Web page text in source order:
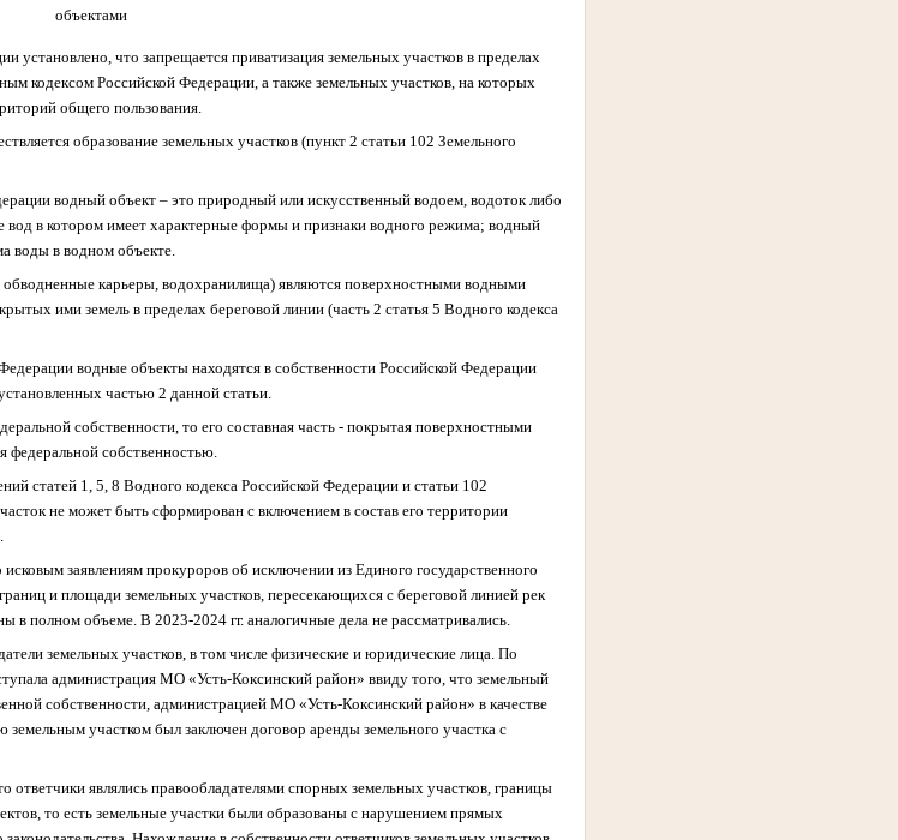
объектами
установлено, что запрещается приватизация земельных участков в пределах
кодексом Российской Федерации, а также земельных участков, на которых
общего пользования.
образование земельных участков (пункт 2 статьи 102 Земельного
водный объект – это природный или искусственный водоем, водоток либо
вод в котором имеет характерные формы и признаки водного режима; водный
воды в водном объекте.
карьеры, водохранилища) являются поверхностными водными
ими земель в пределах береговой линии (часть 2 статья 5 Водного кодекса
водные объекты находятся в собственности Российской Федерации
частью 2 данной статьи.
собственности, то его составная часть - покрытая поверхностными
федеральной собственностью.
статей 1, 5, 8 Водного кодекса Российской Федерации и статьи 102
не может быть сформирован с включением в состав его территории
заявлениям прокуроров об исключении из Единого государственного
и площади земельных участков, пересекающихся с береговой линией рек
в полном объеме. В 2023-2024 гг. аналогичные дела не рассматривались.
земельных участков, в том числе физические и юридические лица. По
администрация МО «Усть-Коксинский район» ввиду того, что земельный
собственности, администрацией МО «Усть-Коксинский район» в качестве
участком был заключен договор аренды земельного участка с
ответчики являлись правообладателями спорных земельных участков, границы
то есть земельные участки были образованы с нарушением прямых